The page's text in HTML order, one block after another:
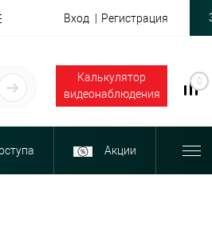
Вход Регистрация
Калькулятор
видеонаблюдения
0
Акции